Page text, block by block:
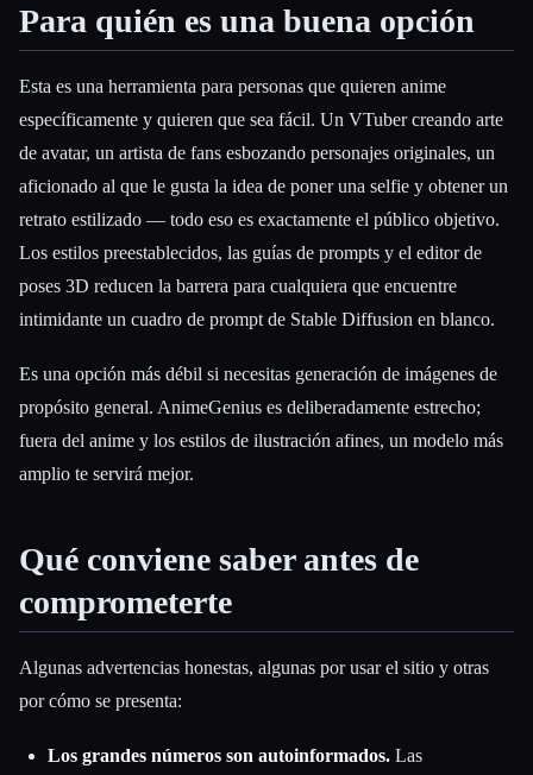
Para quién es una buena opción
Esta es una herramienta para personas que quieren anime
específicamente y quieren que sea fácil. Un VTuber creando arte
de avatar, un artista de fans esbozando personajes originales, un
aficionado al que le gusta la idea de poner una selfie y obtener un
retrato estilizado — todo eso es exactamente el público objetivo.
Los estilos preestablecidos, las guías de prompts y el editor de
poses 3D reducen la barrera para cualquiera que encuentre
intimidante un cuadro de prompt de Stable Diffusion en blanco.
Es una opción más débil si necesitas generación de imágenes de
propósito general. AnimeGenius es deliberadamente estrecho;
fuera del anime y los estilos de ilustración afines, un modelo más
amplio te servirá mejor.
Qué conviene saber antes de
comprometerte
Algunas advertencias honestas, algunas por usar el sitio y otras
por cómo se presenta:
Los grandes números son autoinformados. Las